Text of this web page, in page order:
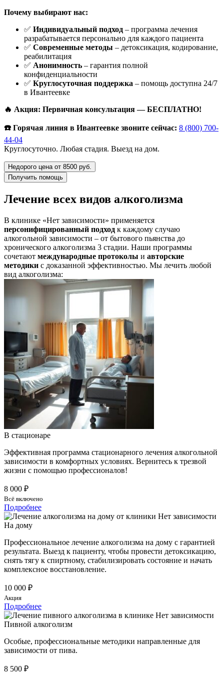
Почему выбирают нас:
✅ Индивидуальный подход – программа лечения
разрабатывается персонально для каждого пациента
✅ Современные методы – детоксикация, кодирование,
реабилитация
✅ Анонимность – гарантия полной
конфиденциальности
✅ Круглосуточная поддержка – помощь доступна 24/7
в Ивантеевке
🔥 Акция: Первичная консультация — БЕСПЛАТНО!
☎️ Горячая линия в Ивантеевке звоните сейчас: 8 (800) 700-
44-04
Круглосуточно. Любая стадия. Выезд на дом.
Недорого цена от 8500 руб.
Получить помощь
Лечение всех видов алкоголизма
В клинике «Нет зависимости» применяется
персонифицированный подход к каждому случаю
алкогольной зависимости – от бытового пьянства до
хронического алкоголизма 3 стадии. Наши программы
сочетают международные протоколы и авторские
методики с доказанной эффективностью. Мы лечить любой
вид алкоголизма:
В стационаре
Эффективная программа стационарного лечения алкогольной
зависимости в комфортных условиях. Вернитесь к трезвой
жизни с помощью профессионалов!
8 000 ₽
Всё включено
Подробнее
На дому
Профессиональное лечение алкоголизма на дому с гарантией
результата. Выезд к пациенту, чтобы провести детоксикацию,
снять тягу к спиртному, стабилизировать состояние и начать
комплексное восстановление.
10 000 ₽
Акция
Подробнее
Пивной алкоголизм
Особые, профессиональные методики направленные для
зависимости от пива.
8 500 ₽